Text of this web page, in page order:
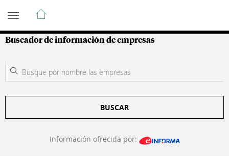
Guía de Empresas Colombianas
Buscador de información de empresas
BUSCAR
Información ofrecida por: